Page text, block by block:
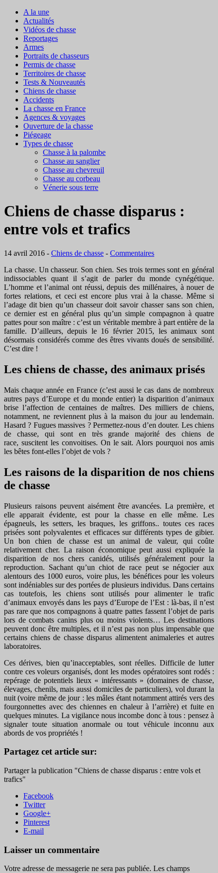
A la une
Actualités
Vidéos de chasse
Reportages
Armes
Portraits de chasseurs
Permis de chasse
Territoires de chasse
Tests & Nouveautés
Chiens de chasse
Accidents
La chasse en France
Agences & voyages
Ouverture de la chasse
Piégeage
Types de chasse
Chasse à la palombe
Chasse au sanglier
Chasse au chevreuil
Chasse au corbeau
Vénerie sous terre
Chiens de chasse disparus :
entre vols et trafics
14 avril 2016 - Chiens de chasse - Commentaires
La chasse. Un chasseur. Son chien. Ses trois termes sont en général
indissociables quant il s’agit de parler du monde cynégétique.
L’homme et l’animal ont réussi, depuis des millénaires, à nouer de
fortes relations, et ceci est encore plus vrai à la chasse. Même si
l’adage dit bien qu’un chasseur doit savoir chasser sans son chien,
ce dernier est en général plus qu’un simple compagnon à quatre
pattes pour son maître : c’est un véritable membre à part entière de la
famille. D’ailleurs, depuis le 16 février 2015, les animaux sont
désormais considérés comme des êtres vivants doués de sensibilité.
C’est dire !
Les chiens de chasse, des animaux prisés
Mais chaque année en France (c’est aussi le cas dans de nombreux
autres pays d’Europe et du monde entier) la disparition d’animaux
brise l’affection de centaines de maîtres. Des milliers de chiens,
notamment, ne reviennent plus à la maison du jour au lendemain.
Hasard ? Fugues massives ? Permettez-nous d’en douter. Les chiens
de chasse, qui sont en très grande majorité des chiens de
race, suscitent les convoitises. On le sait. Alors pourquoi nos amis
les bêtes font-elles l’objet de vols ?
Les raisons de la disparition de nos chiens
de chasse
Plusieurs raisons peuvent aisément être avancées. La première, et
elle apparait évidente, est pour la chasse en elle même. Les
épagneuls, les setters, les braques, les griffons.. toutes ces races
prisées sont polyvalentes et efficaces sur différents types de gibier.
Un bon chien de chasse est un animal de valeur, qui coûte
relativement cher. La raison économique peut aussi expliquée la
disparition de nos chers canidés, utilisés généralement pour la
reproduction. Sachant qu’un chiot de race peut se négocier aux
alentours des 1000 euros, voire plus, les bénéfices pour les voleurs
sont indéniables sur des portées de plusieurs individus. Dans certains
cas toutefois, les chiens sont utilisés pour alimenter le trafic
d’animaux envoyés dans les pays d’Europe de l’Est : là-bas, il n’est
pas rare que nos compagnons à quatre pattes fassent l’objet de paris
lors de combats canins plus ou moins violents… Les destinations
peuvent donc être multiples, et il n’est pas non plus impensable que
certains chiens de chasse disparus alimentent animaleries et autres
laboratoires.
Ces dérives, bien qu’inacceptables, sont réelles. Difficile de lutter
contre ces voleurs organisés, dont les modes opératoires sont rodés :
repérage de potentiels lieux « intéressants » (domaines de chasse,
élevages, chenils, mais aussi domiciles de particuliers), vol durant la
nuit (voire même de jour : les mâles étant notamment attirés vers des
fourgonnettes avec des chiennes en chaleur à l’arrière) et fuite en
quelques minutes. La vigilance nous incombe donc à tous : pensez à
signaler toute situation anormale ou tout véhicule inconnu aux
abords de vos propriétés !
Partagez cet article sur:
Partager la publication "Chiens de chasse disparus : entre vols et
trafics"
Facebook
Twitter
Google+
Pinterest
E-mail
Laisser un commentaire
Votre adresse de messagerie ne sera pas publiée. Les champs